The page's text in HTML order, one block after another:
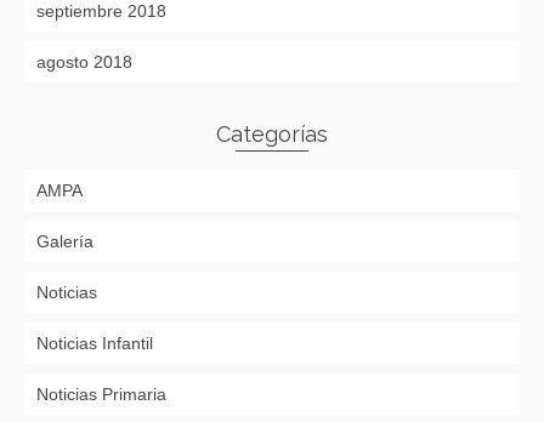
septiembre 2018
agosto 2018
Categorías
AMPA
Galería
Noticias
Noticias Infantil
Noticias Primaria